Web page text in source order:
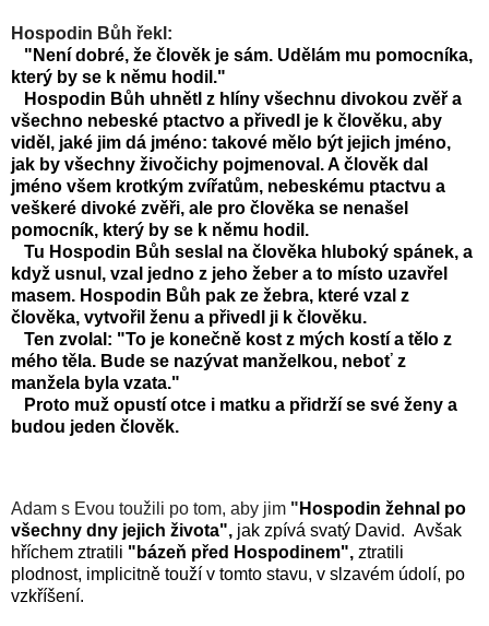
Hospodin Bůh řekl:
"Není dobré, že člověk je sám. Udělám mu pomocníka,
který by se k němu hodil."
Hospodin Bůh uhnětl z hlíny všechnu divokou zvěř a
všechno nebeské ptactvo a přivedl je k člověku, aby
viděl, jaké jim dá jméno: takové mělo být jejich jméno,
jak by všechny živočichy pojmenoval. A člověk dal
jméno všem krotkým zvířatům, nebeskému ptactvu a
veškeré divoké zvěři, ale pro člověka se nenašel
pomocník, který by se k němu hodil.
Tu Hospodin Bůh seslal na člověka hluboký spánek, a
když usnul, vzal jedno z jeho žeber a to místo uzavřel
masem. Hospodin Bůh pak ze žebra, které vzal z
člověka, vytvořil ženu a přivedl ji k člověku.
Ten zvolal: "To je konečně kost z mých kostí a tělo z
mého těla. Bude se nazývat manželkou, neboť z
manžela byla vzata."
Proto muž opustí otce i matku a přidrží se své ženy a
budou jeden člověk.
Adam s Evou toužili po tom, aby jim " Hospodin žehnal po
všechny dny jejich života", jak zpívá svatý David. Avšak
hříchem ztratili "bázeň před Hospodinem", ztratili
plodnost, implicitně touží v tomto stavu, v slzavém údolí, po
vzkříšení.